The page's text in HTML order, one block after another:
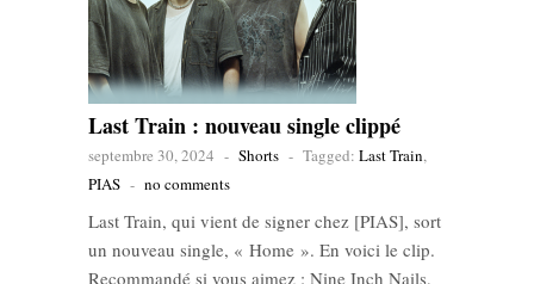
Last Train : nouveau single clippé
septembre 30, 2024 - Shorts - Tagged: Last Train,
PIAS - no comments
Last Train, qui vient de signer chez [PIAS], sort
un nouveau single, « Home ». En voici le clip.
Recommandé si vous aimez : Nine Inch Nails,